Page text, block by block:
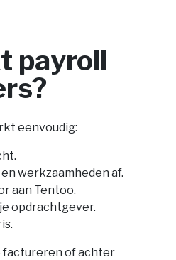
payroll
eenvoudig:
werkzaamheden af.
aan Tentoo.
opdrachtgever.
factureren of achter